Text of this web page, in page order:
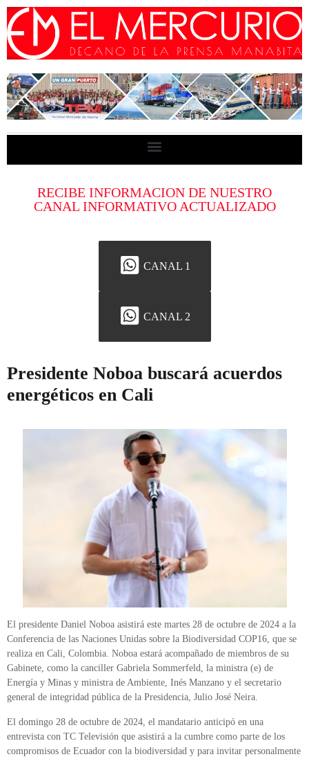
RECIBE INFORMACION DE NUESTRO
CANAL INFORMATIVO ACTUALIZADO
CANAL 1
CANAL 2
Presidente Noboa buscará acuerdos
energéticos en Cali
El presidente Daniel Noboa asistirá este martes 28 de octubre de 2024 a la
Conferencia de las Naciones Unidas sobre la Biodiversidad COP16, que se
realiza en Cali, Colombia. Noboa estará acompañado de miembros de su
Gabinete, como la canciller Gabriela Sommerfeld, la ministra (e) de
Energía y Minas y ministra de Ambiente, Inés Manzano y el secretario
general de integridad pública de la Presidencia, Julio José Neira.
El domingo 28 de octubre de 2024, el mandatario anticipó en una
entrevista con TC Televisión que asistirá a la cumbre como parte de los
compromisos de Ecuador con la biodiversidad y para invitar personalmente